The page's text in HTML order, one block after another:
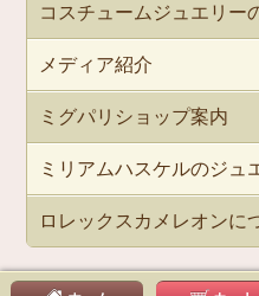
コスチュームジュエリー
メディア紹介
ミグパリショップ案内
ミリアムハスケルのジュ
ロレックスカメレオンに